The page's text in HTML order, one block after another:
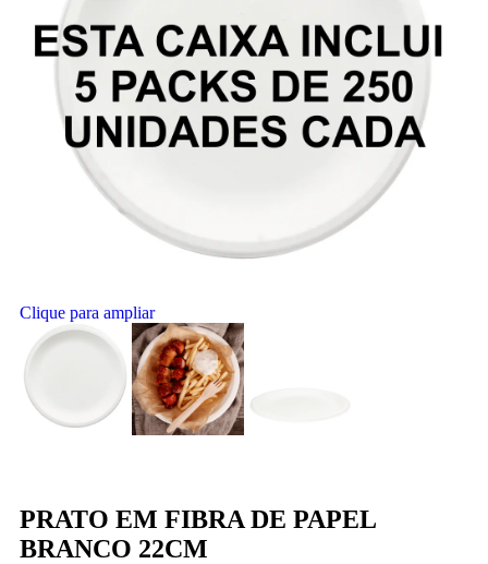
Clique para ampliar
PRATO EM FIBRA DE PAPEL
BRANCO 22CM